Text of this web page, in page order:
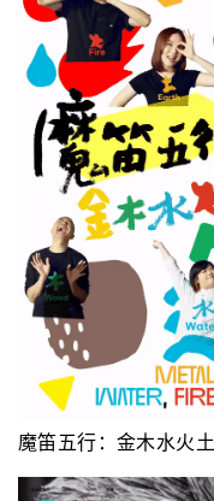
魔笛五行：金木水火土